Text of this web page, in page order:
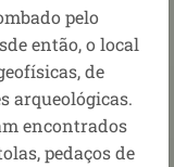
pelo
então, o local
de
arqueológicas.
encontrados
pedaços de